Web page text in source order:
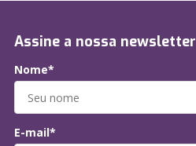
Assine a nossa newsletter
Nome*
E-mail*